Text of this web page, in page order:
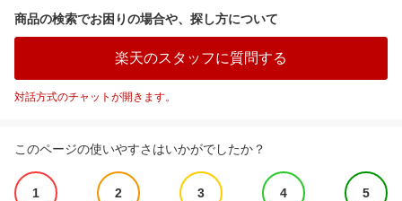
商品の検索でお困りの場合や、探し方について
楽天のスタッフに質問する
対話方式のチャットが開きます。
このページの使いやすさはいかがでしたか？
1 2 3 4 5